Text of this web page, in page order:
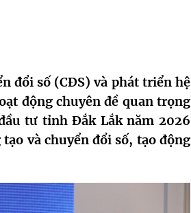
đổi số (CĐS) và phát triển hệ
động chuyên đề quan trọng
tư tỉnh Đắk Lắk năm 2026
và chuyển đổi số, tạo động